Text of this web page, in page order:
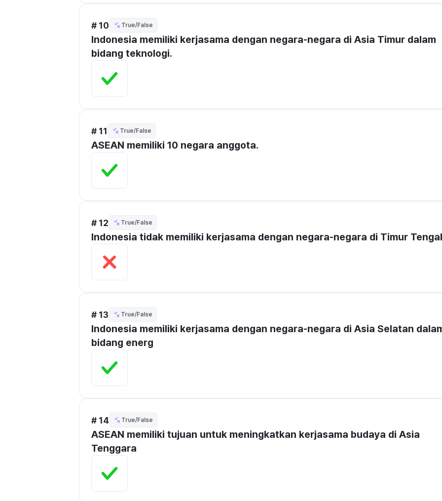
# 10 True/False
Indonesia memiliki kerjasama dengan negara-negara di Asia Timur dalam
bidang teknologi.
# 11 True/False
ASEAN memiliki 10 negara anggota.
# 12 True/False
Indonesia tidak memiliki kerjasama dengan negara-negara di Timur
# 13 True/False
Indonesia memiliki kerjasama dengan negara-negara di Asia Selatan
bidang energ
# 14 True/False
ASEAN memiliki tujuan untuk meningkatkan kerjasama budaya di Asia
Tenggara